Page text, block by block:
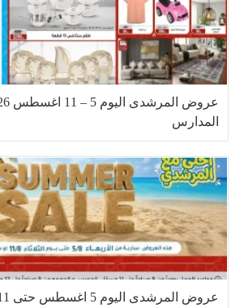
المدارس